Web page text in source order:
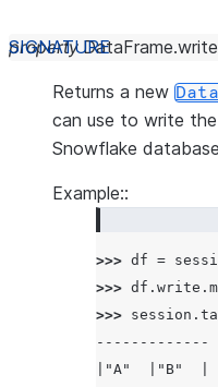
property DataFrame.write
Returns a new
can use to write
Snowflake
Example::
>>> df =
>>> df . write .
>>> session .
-------------
|"A"  |"B"  |